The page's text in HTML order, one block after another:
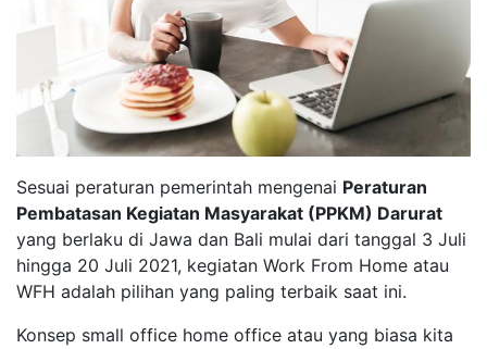
Sesuai peraturan pemerintah mengenai Peraturan
Pembatasan Kegiatan Masyarakat (PPKM) Darurat
yang berlaku di Jawa dan Bali mulai dari tanggal 3 Juli
hingga 20 Juli 2021, kegiatan Work From Home atau
WFH adalah pilihan yang paling terbaik saat ini.
Konsep small office home office atau yang biasa kita